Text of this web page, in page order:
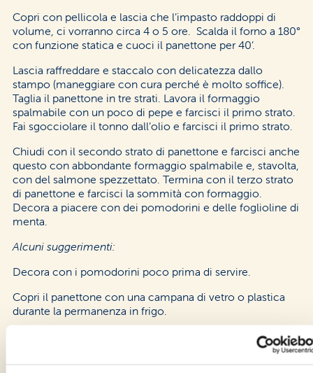
Copri con pellicola e lascia che l’impasto raddoppi di
volume, ci vorranno circa 4 o 5 ore. Scalda il forno a 180°
con funzione statica e cuoci il panettone per 40’.
Lascia raffreddare e staccalo con delicatezza dallo
stampo (maneggiare con cura perché è molto soffice).
Taglia il panettone in tre strati. Lavora il formaggio
spalmabile con un poco di pepe e farcisci il primo strato.
Fai sgocciolare il tonno dall’olio e farcisci il primo strato.
Chiudi con il secondo strato di panettone e farcisci anche
questo con abbondante formaggio spalmabile e, stavolta,
con del salmone spezzettato. Termina con il terzo strato
di panettone e farcisci la sommità con formaggio.
Decora a piacere con dei pomodorini e delle foglioline di
menta.
Alcuni suggerimenti:
Decora con i pomodorini poco prima di servire.
Copri il panettone con una campana di vetro o plastica
durante la permanenza in frigo.
Togli dal frigo il panettone circa 20 minuti prima di
consumarlo in modo che non sia eccessivamente